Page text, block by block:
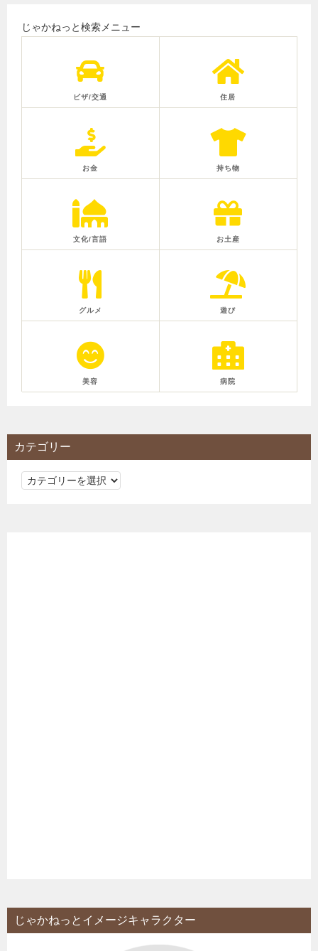
じゃかねっと検索メニュー
ビザ/交通 住居
お金 持ち物
文化/言語 お土産
グルメ 遊び
美容 病院
カテゴリー
カ
じゃかねっとイメージキャラクター